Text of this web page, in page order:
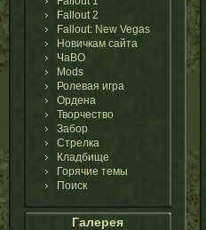
Fallout 2
Fallout: New Vegas
Новичкам сайта
ЧаВО
Mods
Ролевая игра
Ордена
Творчество
Забор
Стрелка
Кладбище
Горячие темы
Поиск
Галерея